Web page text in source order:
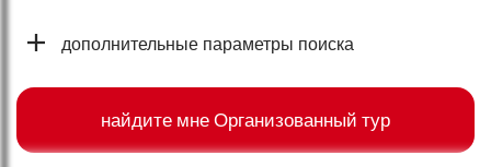
מלונות בחו"ל
Русский
дополнительные параметры поиска
найдите мне Организованный тур